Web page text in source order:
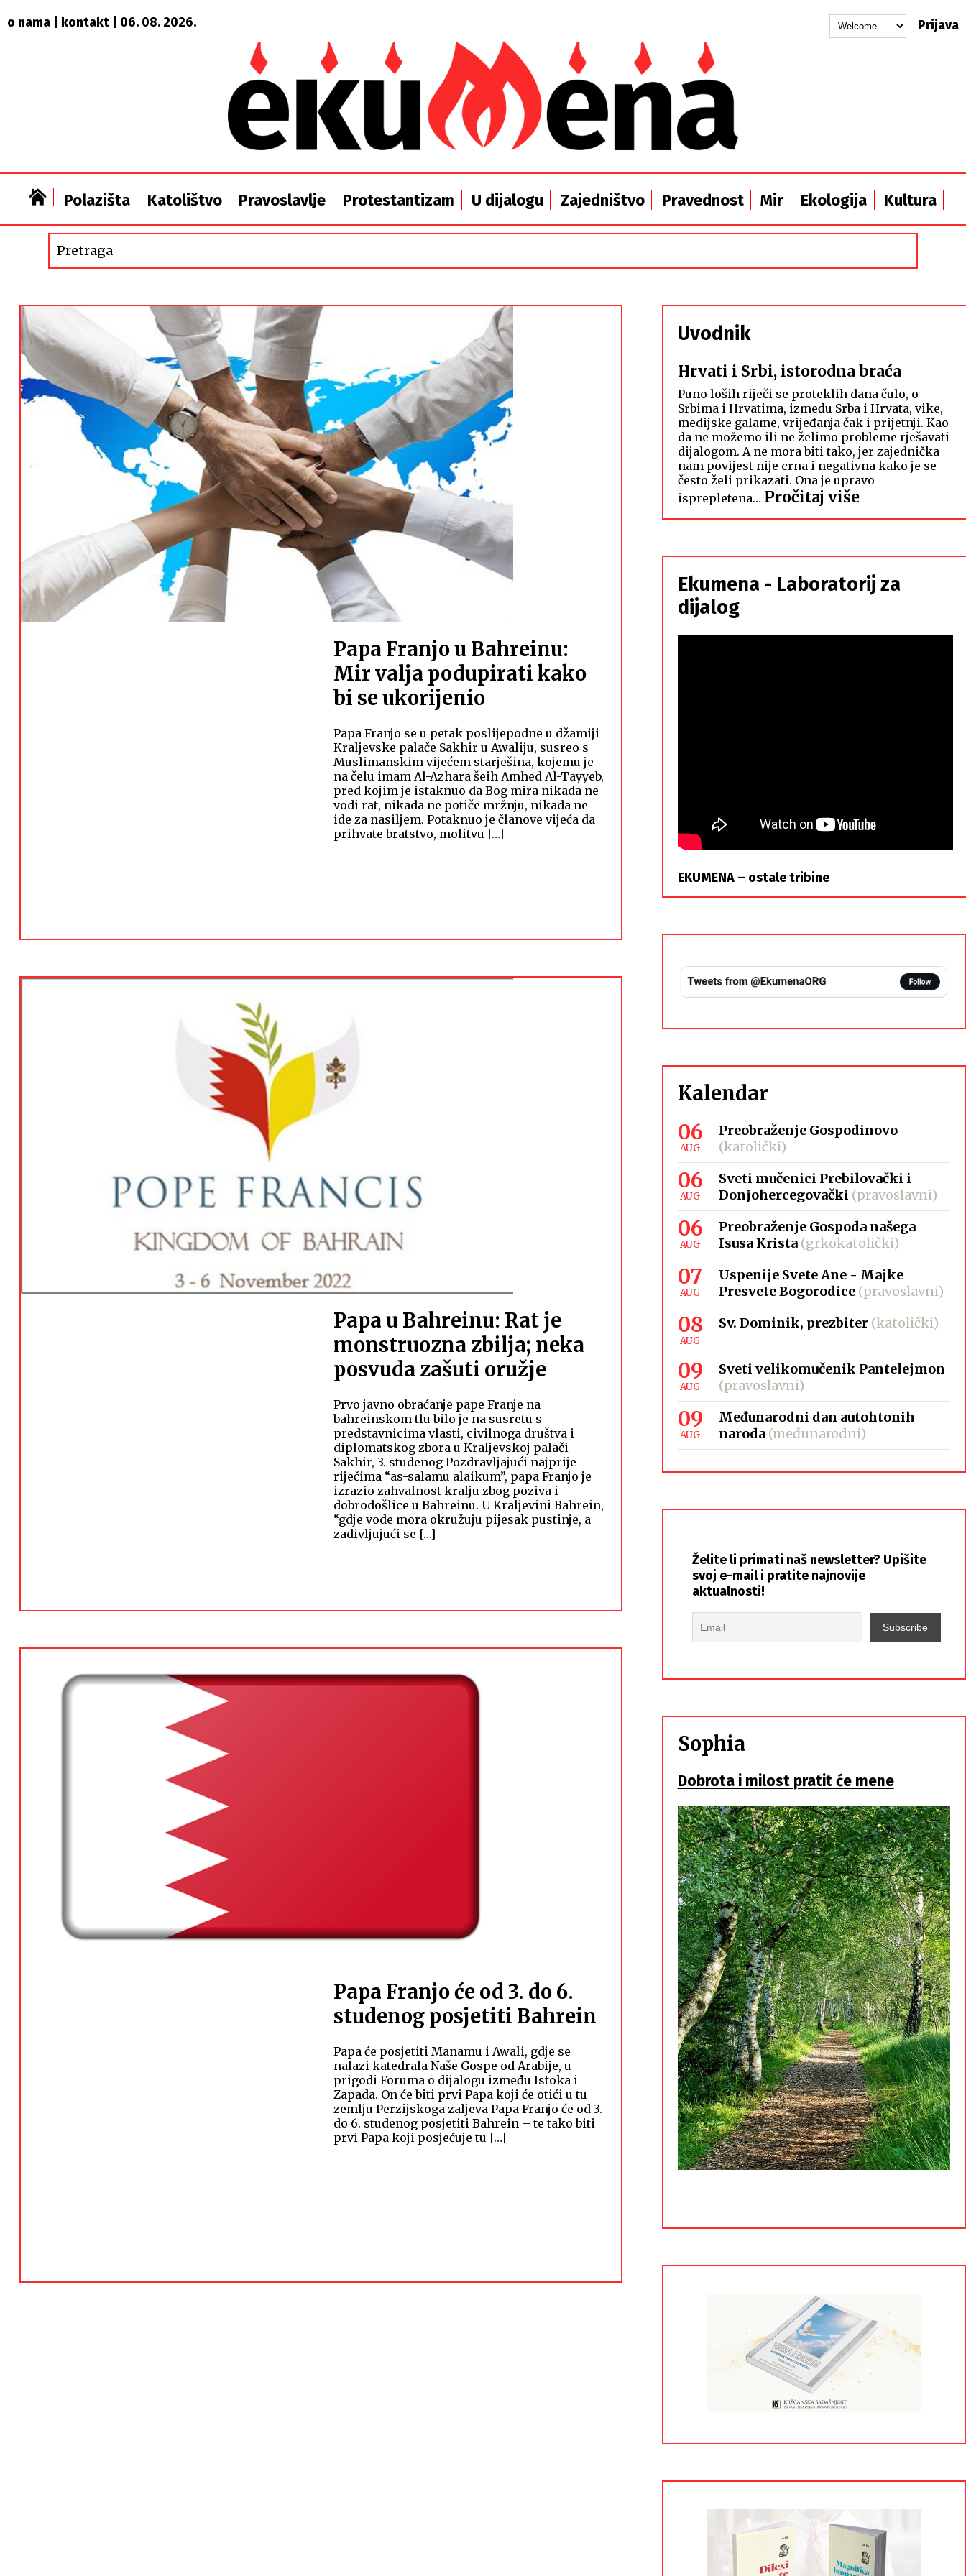
o nama kontakt | 06. 08. 2026. Prijava
Polazišta Katolištvo Pravoslavlje Protestantizam U dijalogu Zajedništvo Pravednost Mir Ekologija Kultura
Papa Franjo u Bahreinu:
Mir valja podupirati kako
bi se ukorijenio
Papa Franjo se u petak poslijepodne u džamiji
Kraljevske palače Sakhir u Awaliju, susreo s
Muslimanskim vijećem starješina, kojemu je
na čelu imam Al-Azhara šeih Amhed Al-Tayyeb,
pred kojim je istaknuo da Bog mira nikada ne
vodi rat, nikada ne potiče mržnju, nikada ne
ide za nasiljem. Potaknuo je članove vijeća da
prihvate bratstvo, molitvu […]
Papa u Bahreinu: Rat je
monstruozna zbilja; neka
posvuda zašuti oružje
Prvo javno obraćanje pape Franje na
bahreinskom tlu bilo je na susretu s
predstavnicima vlasti, civilnoga društva i
diplomatskog zbora u Kraljevskoj palači
Sakhir, 3. studenog Pozdravljajući najprije
riječima “as-salamu alaikum”, papa Franjo je
izrazio zahvalnost kralju zbog poziva i
dobrodošlice u Bahreinu. U Kraljevini Bahrein,
“gdje vode mora okružuju pijesak pustinje, a
zadivljujući se […]
Papa Franjo će od 3. do 6.
studenog posjetiti Bahrein
Papa će posjetiti Manamu i Awali, gdje se
nalazi katedrala Naše Gospe od Arabije, u
prigodi Foruma o dijalogu između Istoka i
Zapada. On će biti prvi Papa koji će otići u tu
zemlju Perzijskoga zaljeva Papa Franjo će od 3.
do 6. studenog posjetiti Bahrein – te tako biti
prvi Papa koji posjećuje tu […]
Uvodnik
Hrvati i Srbi, istorodna braća
Puno loših riječi se proteklih dana čulo, o
Srbima i Hrvatima, između Srba i Hrvata, vike,
medijske galame, vrijeđanja čak i prijetnji. Kao
da ne možemo ili ne želimo probleme rješavati
dijalogom. A ne mora biti tako, jer zajednička
nam povijest nije crna i negativna kako je se
često želi prikazati. Ona je upravo
isprepletena… Pročitaj više:
Hrvati
Srbi,
istorodna
braća
Ekumena - Laboratorij za
dijalog
EKUMENA – ostale tribine
Kalendar
06
AUG
Preobraženje Gospodinovo
(katolički)
06
AUG
Sveti mučenici Prebilovački i
Donjohercegovački (pravoslavni)
06
AUG
Preobraženje Gospoda našega
Isusa Krista (grkokatolički)
07
AUG
Uspenije Svete Ane - Majke
Presvete Bogorodice (pravoslavni)
08
AUG
Sv. Dominik, prezbiter (katolički)
09
AUG
Sveti velikomučenik Pantelejmon
(pravoslavni)
09
AUG
Međunarodni dan autohtonih
naroda (međunarodni)
Želite li primati naš newsletter? Upišite
svoj e-mail i pratite najnovije
aktualnosti!
Sophia
Dobrota i milost pratit će mene